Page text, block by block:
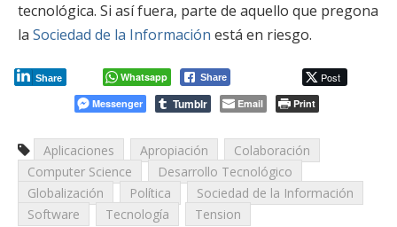
tecnológica. Si así fuera, parte de aquello que pregona
la Sociedad de la Información está en riesgo.
Whatsapp Share Post
Share
Messenger Tumblr Email Print
Aplicaciones Apropiación
Colaboración
Computer Science
Desarrollo Tecnológico
Globalización
Política
Sociedad de la Información
Software
Tecnología Tension